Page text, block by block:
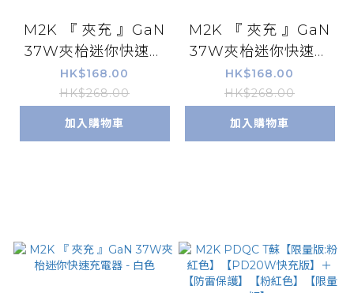
M2K 『 夾充 』GaN
37W夾枱迷你快速充
電器 - 紫色
HK$168.00
HK$268.00
加入購物車
M2K 『 夾充 』GaN
37W夾枱迷你快速充
電器 - 黑色
HK$168.00
HK$268.00
加入購物車